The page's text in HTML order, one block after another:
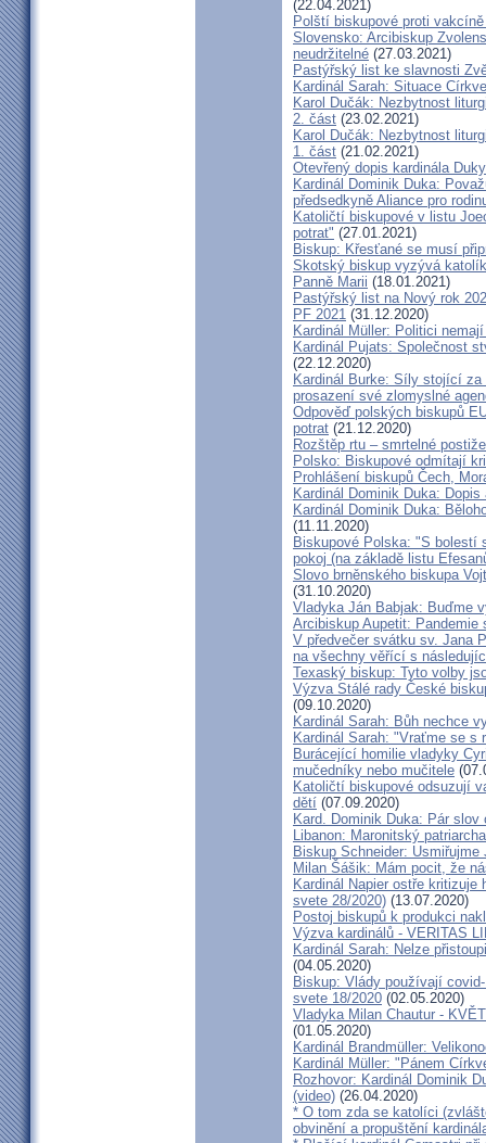
(22.04.2021)
Polští biskupové proti
Slovensko: Arcibiskup
neudržitelné (27.03.2021)
Pastýřský list ke slavnosti
Kardinál Sarah: Situace
Karol Dučák: Nezbytnost
2. část (23.02.2021)
Karol Dučák: Nezbytnost
1. část (21.02.2021)
Otevřený dopis kardinála
Kardinál Dominik Duka:
předsedkyně Aliance pro
Katoličtí biskupové v listu
potrat" (27.01.2021)
Biskup: Křesťané se musí
Skotský biskup vyzývá
Panně Marii (18.01.2021)
Pastýřský list na Nový rok
PF 2021 (31.12.2020)
Kardinál Müller: Politici
Kardinál Pujats: Společnost
(22.12.2020)
Kardinál Burke: Síly stojící
prosazení své zlomyslné
Odpověď polských biskupů
potrat (21.12.2020)
Rozštěp rtu – smrtelné
Polsko: Biskupové odmítají
Prohlášení biskupů Čech,
Kardinál Dominik Duka:
Kardinál Dominik Duka:
(11.11.2020)
Biskupové Polska: "S bolestí
pokoj (na základě listu
Slovo brněnského biskupa
(31.10.2020)
Vladyka Ján Babjak: Buďme
Arcibiskup Aupetit: Pandemie
V předvečer svátku sv. Jana
na všechny věřící s
Texaský biskup: Tyto volby
Výzva Stálé rady České
(09.10.2020)
Kardinál Sarah: Bůh nechce
Kardinál Sarah: "Vraťme se s
Burácející homilie vladyky
mučedníky nebo mučitele
Katoličtí biskupové odsuzují
dětí (07.09.2020)
Kard. Dominik Duka: Pár slov
Libanon: Maronitský
Biskup Schneider:
Milan Šášik: Mám pocit, že
Kardinál Napier ostře
svete 28/2020) (13.07.2020)
Postoj biskupů k produkci
Výzva kardinálů - VERITAS
Kardinál Sarah: Nelze
(04.05.2020)
Biskup: Vlády používají
svete 18/2020 (02.05.2020)
Vladyka Milan Chautur -
(01.05.2020)
Kardinál Brandmüller:
Kardinál Müller: "Pánem
Rozhovor: Kardinál Dominik
(video) (26.04.2020)
* O tom zda se katolíci
obvinění a propuštění